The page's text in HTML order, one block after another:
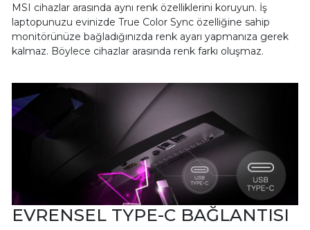
MSI cihazlar arasında aynı renk özelliklerini koruyun. İş
laptopunuzu evinizde True Color Sync özelliğine sahip
monitörünüze bağladığınızda renk ayarı yapmanıza gerek
kalmaz. Böylece cihazlar arasında renk farkı oluşmaz.
EVRENSEL TYPE-C BAĞLANTISI